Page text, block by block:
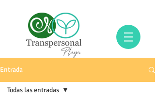
Entrada
Todas las entradas